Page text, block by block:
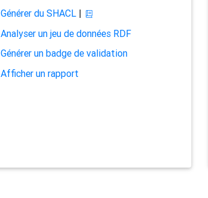
Générer du SHACL|
Analyser un jeu de données RDF
Générer un badge de validation
Afficher un rapport